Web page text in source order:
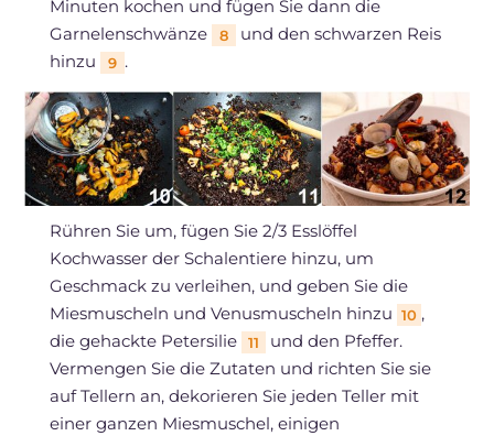
Minuten kochen und fügen Sie dann die
Garnelenschwänze
8
und den schwarzen Reis
hinzu
9 .
Rühren Sie um, fügen Sie 2/3 Esslöffel
Kochwasser der Schalentiere hinzu, um
Geschmack zu verleihen, und geben Sie die
Miesmuscheln und Venusmuscheln hinzu 10 ,
die gehackte Petersilie
11
und den Pfeffer.
Vermengen Sie die Zutaten und richten Sie sie
auf Tellern an, dekorieren Sie jeden Teller mit
einer ganzen Miesmuschel, einigen